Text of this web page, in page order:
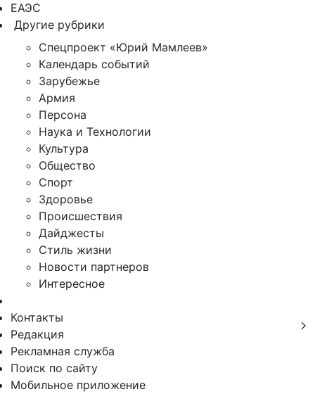
ЕАЭС
Другие рубрики
Спецпроект «Юрий Мамлеев»
Календарь событий
Зарубежье
Армия
Персона
Наука и Технологии
Культура
Общество
Спорт
Здоровье
Происшествия
Дайджесты
Стиль жизни
Новости партнеров
Интересное
Контакты
Редакция
Рекламная служба
Поиск по сайту
Мобильное приложение